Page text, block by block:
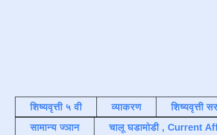
शिष्यवृत्ती ५ वी व्याकरण
शिष्यवृत्ती
सामान्य ज्ञान
चालू घडामोडी , Current